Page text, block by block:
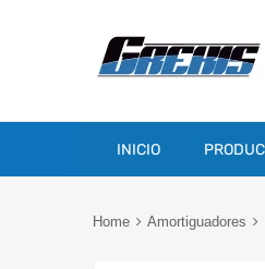
INICIO
Home Amortiguadores